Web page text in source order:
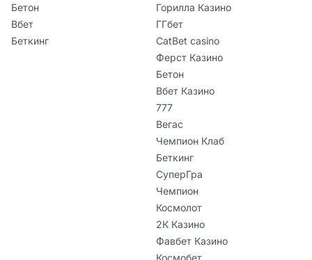
Бетон
Вбет
Беткинг
Горилла Казино
ГГбет
CatBet casino
Ферст Казино
Бетон
Вбет Казино
777
Вегас
Чемпион Клаб
Беткинг
СуперГра
Чемпион
Космолот
2К Казино
Фавбет Казино
Космобет